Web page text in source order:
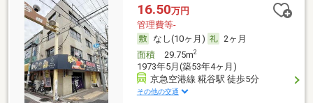
16.50万円
管理費等-
なし(10ヶ月)
2ヶ月
面積29.75m2
1973年5月(築53年4ヶ月)
京急空港線 糀谷駅 徒歩5分
その他の交通